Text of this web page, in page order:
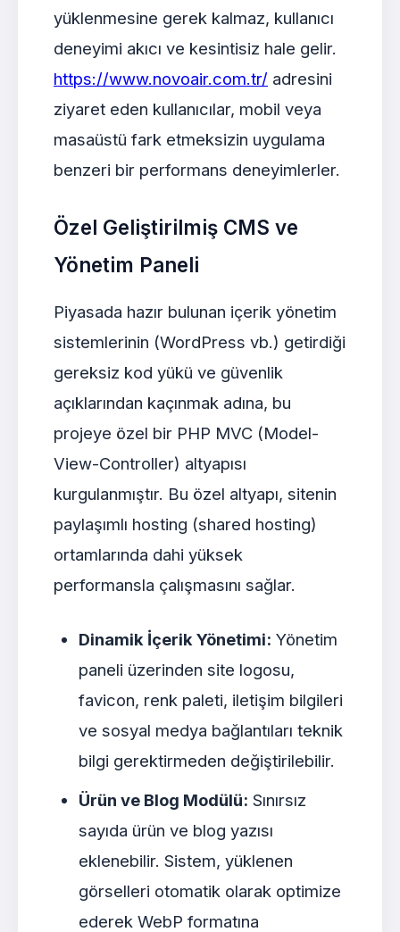
yüklenmesine gerek kalmaz, kullanıcı
deneyimi akıcı ve kesintisiz hale gelir.
https://www.novoair.com.tr/ adresini
ziyaret eden kullanıcılar, mobil veya
masaüstü fark etmeksizin uygulama
benzeri bir performans deneyimlerler.
Özel Geliştirilmiş CMS ve
Yönetim Paneli
Piyasada hazır bulunan içerik yönetim
sistemlerinin (WordPress vb.) getirdiği
gereksiz kod yükü ve güvenlik
açıklarından kaçınmak adına, bu
projeye özel bir PHP MVC (Model-
View-Controller) altyapısı
kurgulanmıştır. Bu özel altyapı, sitenin
paylaşımlı hosting (shared hosting)
ortamlarında dahi yüksek
performansla çalışmasını sağlar.
Dinamik İçerik Yönetimi: Yönetim
paneli üzerinden site logosu,
favicon, renk paleti, iletişim bilgileri
ve sosyal medya bağlantıları teknik
bilgi gerektirmeden değiştirilebilir.
Ürün ve Blog Modülü: Sınırsız
sayıda ürün ve blog yazısı
eklenebilir. Sistem, yüklenen
görselleri otomatik olarak optimize
ederek WebP formatına